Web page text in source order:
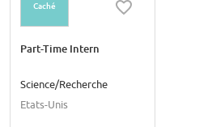
Caché
Part-Time Intern
Science/Recherche
Etats-Unis